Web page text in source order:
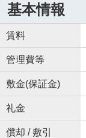
基本情報
賃料
管理費等
敷金(保証金)
礼金
償却 / 敷引